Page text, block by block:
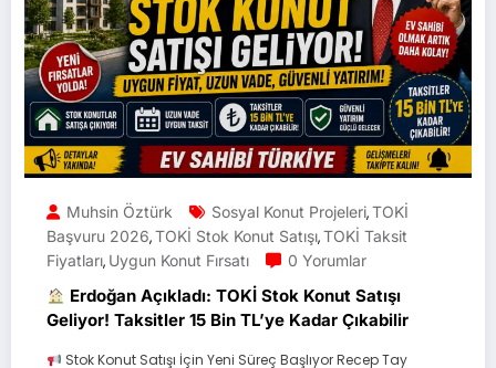
Muhsin Öztürk Sosyal Konut Projeleri,TOKİ
Başvuru 2026,TOKİ Stok Konut Satışı,TOKİ Taksit
Fiyatları, Uygun Konut Fırsatı 0 Yorumlar
Erdoğan Açıkladı: TOKİ Stok Konut Satışı
Geliyor! Taksitler 15 Bin TL’ye Kadar Çıkabilir
Stok Konut Satışı İçin Yeni Süreç Başlıyor Recep Tay